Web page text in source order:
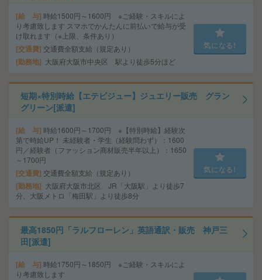
給 与 時給1500円～1600円 ※ご経験・スキルによ
り考慮致します スマホでかんたんに前払いで給与が受
け取れます（※上限、条件あり）
交通費 交通費全額支給（規定あり）
勤務地 大阪府大阪市中央区 駅より徒歩5分ほど
気になる!
短期×特別時給【エテビジュー】ジュエリー販売 グラン
グリーン[派遣]
給 与 時給1600円～1700円 ※【特別時給】経験次
第で時給UP！ 未経験者・学生（経験問わず）：1600
円／経験者（ファッション商材販売半年以上）：1650
～1700円
交通費 交通費全額支給（規定あり）
勤務地
大阪府大阪市北区 JR「大阪駅」より徒歩7
分、大阪メトロ「梅田駅」より徒歩8分
気になる!
最高1850円「ラルフローレン」英語通訳・販売 神戸三
田[派遣]
給 与 時給1750円～1850円 ※ご経験・スキルによ
り考慮致します